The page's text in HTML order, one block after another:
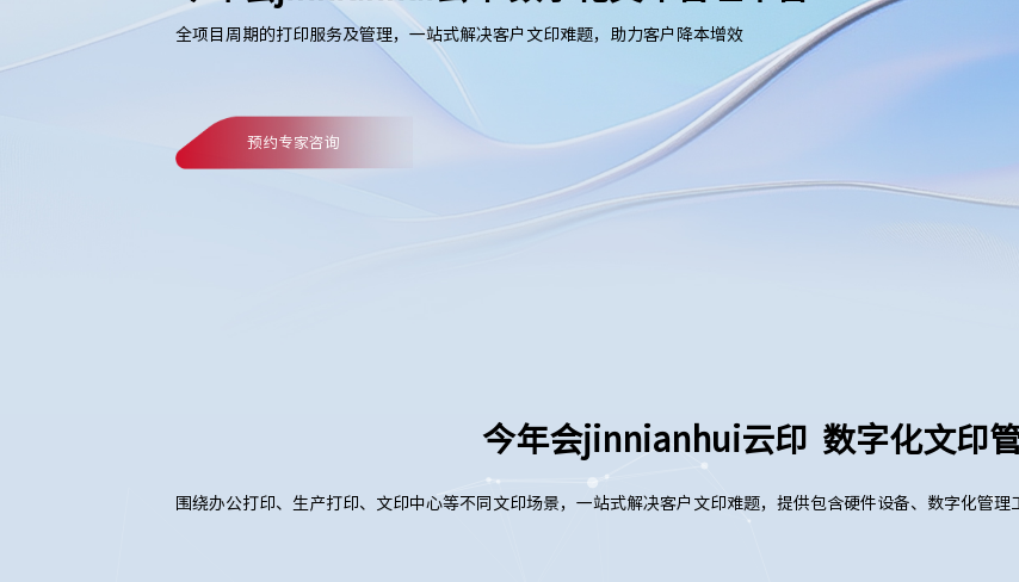
全项目周期的打印服务及管理，一站式解决客户文印难题，助力客户降本增效
预约专家咨询
今年会jinnianhui云印 数字化文印
围绕办公打印、生产打印、文印中心等不同文印场景，一站式解决客户文印难题，提供包含硬件设备、数字化管理